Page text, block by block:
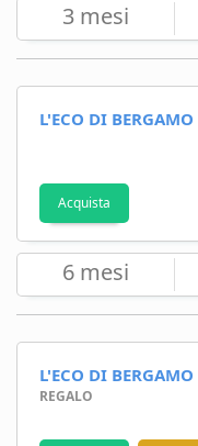
3 mesi
L'ECO DI BERGAMO
Acquista
6 mesi
L'ECO DI BERGAMO
REGALO